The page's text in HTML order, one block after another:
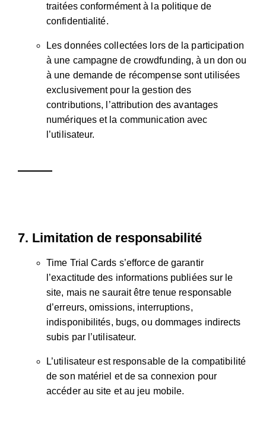
traitées conformément à la politique de
confidentialité.
Les données collectées lors de la participation
à une campagne de crowdfunding, à un don ou
à une demande de récompense sont utilisées
exclusivement pour la gestion des
contributions, l’attribution des avantages
numériques et la communication avec
l’utilisateur.
7. Limitation de responsabilité
Time Trial Cards s’efforce de garantir
l’exactitude des informations publiées sur le
site, mais ne saurait être tenue responsable
d’erreurs, omissions, interruptions,
indisponibilités, bugs, ou dommages indirects
subis par l’utilisateur.
L’utilisateur est responsable de la compatibilité
de son matériel et de sa connexion pour
accéder au site et au jeu mobile.